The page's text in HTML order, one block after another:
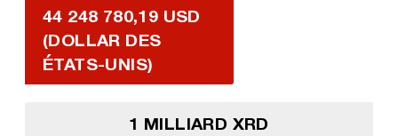
44 248 780,19 USD
(DOLLAR DES
ÉTATS-UNIS)
1 MILLIARD XRD